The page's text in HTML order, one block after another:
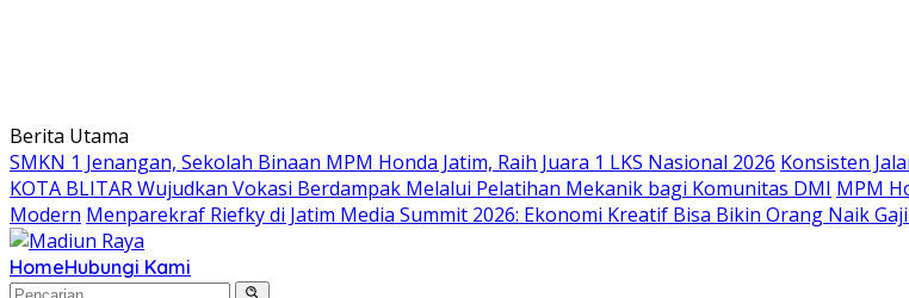
Berita Utama
SMKN 1 Jenangan, Sekolah Binaan MPM Honda Jatim, Raih Juara 1 LKS Nasional 2026 Konsisten
KOTA BLITAR Wujudkan Vokasi Berdampak Melalui Pelatihan Mekanik bagi Komunitas DMI MPM
Modern Menparekraf Riefky di Jatim Media Summit 2026: Ekonomi Kreatif Bisa Bikin Orang Naik
HomeHubungi Kami